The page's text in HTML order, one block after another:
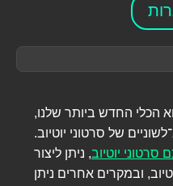
הכלי החדש ביותר שלנו,
של סרטוני יוטיוב.
סרטוני יוטיוב, ניתן ליצור
ובמקרים אחרים ניתן